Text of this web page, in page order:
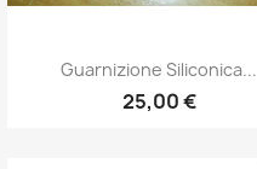
Guarnizione Siliconica...
25,00 €